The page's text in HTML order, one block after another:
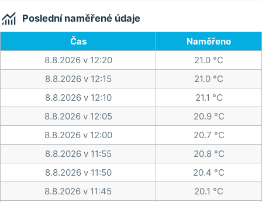
 Poslední naměřené údaje
Čas
Naměřeno
8.8.2026 v 12:20
21.0 °C
8.8.2026 v 12:15
21.0 °C
8.8.2026 v 12:10
21.1 °C
8.8.2026 v 12:05
20.9 °C
8.8.2026 v 12:00
20.7 °C
8.8.2026 v 11:55
20.8 °C
8.8.2026 v 11:50
20.4 °C
8.8.2026 v 11:45
20.1 °C